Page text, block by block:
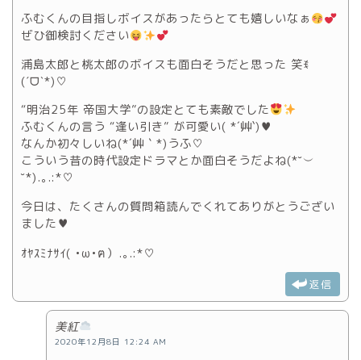
ふむくんの目指しボイスがあったらとても嬉しいなぁ
ぜひ御検討ください
浦島太郎と桃太郎のボイスも面白そうだと思った 笑ꉂ
(ˊᗜˋ*)♡
“明治25年 帝国大学”の設定とても素敵でした
ふむくんの言う “逢い引き” が可愛い( *´艸`)♥
なんか初々しいね(*´艸｀*)うふ♡
こういう昔の時代設定ドラマとか面白そうだよね(*˘︶
˘*).｡.:*♡
今日は、たくさんの質問箱読んでくれてありがとうござい
ました♥
ｵﾔｽﾐﾅｻｲ( •ω•ฅ）.｡.:*♡
返信
美紅
2020年12月8日 12:24 AM